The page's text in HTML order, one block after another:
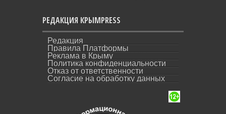
РЕДАКЦИЯ КРЫМPRESS
Редакция
Правила Платформы
Реклама в Крыму
Политика конфиденциальности
Отказ от ответственности
Согласие на обработку данных